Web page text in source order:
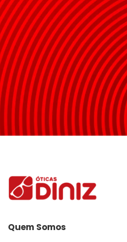
Endereço de email
Escreva uma avaliação
Quem Somos